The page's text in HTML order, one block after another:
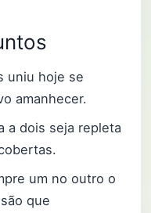
uniu hoje se
amanhecer.
a dois seja repleta
um no outro o
que